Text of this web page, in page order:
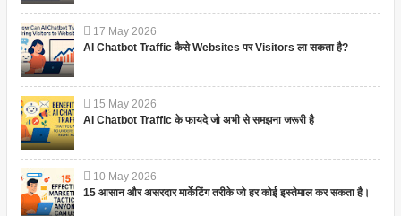
17 May 2026
AI Chatbot Traffic कैसे Websites पर Visitors ला सकता है?
15 May 2026
AI Chatbot Traffic के फायदे जो अभी से समझना जरूरी है
10 May 2026
15 आसान और असरदार मार्केटिंग तरीके जो हर कोई इस्तेमाल कर सकता है।